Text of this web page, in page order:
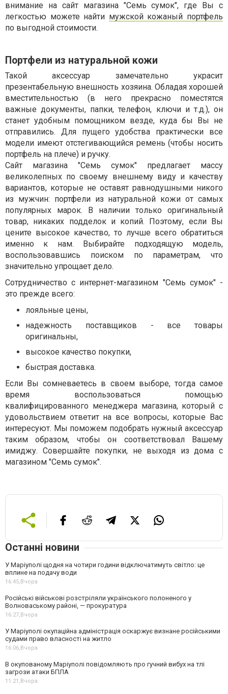
внимание на сайт магазина "Семь сумок", где Вы с
легкостью можете найти мужской кожаный портфель
по выгодной стоимости.
Портфели из натуральной кожи
Такой аксессуар замечательно украсит
презентабельную внешность хозяина. Обладая хорошей
вместительностью (в него прекрасно поместятся
важные документы, папки, телефон, ключи и т.д.), он
станет удобным помощником везде, куда бы Вы не
отправились. Для пущего удобства практически все
модели имеют отстегивающийся ремень (чтобы носить
портфель на плече) и ручку.
Сайт магазина "Семь сумок" предлагает массу
великолепных по своему внешнему виду и качеству
вариантов, которые не оставят равнодушными никого
из мужчин: портфели из натуральной кожи от самых
популярных марок. В наличии только оригинальный
товар, никаких подделок и копий. Поэтому, если Вы
цените высокое качество, то лучше всего обратиться
именно к нам. Выбирайте подходящую модель,
воспользовавшись поиском по параметрам, что
значительно упрощает дело.
Сотрудничество с интернет-магазином "Семь сумок" -
это прежде всего:
лояльные цены,
надежность поставщиков - все товары
оригинальны,
высокое качество покупки,
быстрая доставка.
Если Вы сомневаетесь в своем выборе, тогда самое
время воспользоваться помощью
квалифицированного менеджера магазина, который с
удовольствием ответит на все вопросы, которые Вас
интересуют. Мы поможем подобрать нужный аксессуар
таким образом, чтобы он соответствовал Вашему
имиджу. Совершайте покупки, не выходя из дома с
магазином "Семь сумок".
Останні новини
У Маріуполі щодня на чотири години відключатимуть світло: це
вплине на подачу води
16:45, Вчора
Російські військові розстріляли українського полоненого у
Волноваському районі, — прокуратура
16:27, Вчора
У Маріуполі окупаційна адміністрація оскаржує визнане російськими
судами право власності на житло
16:06, Вчора
В окупованому Маріуполі повідомляють про гучний вибух на тлі
загрози атаки БПЛА
11:21, Вчора